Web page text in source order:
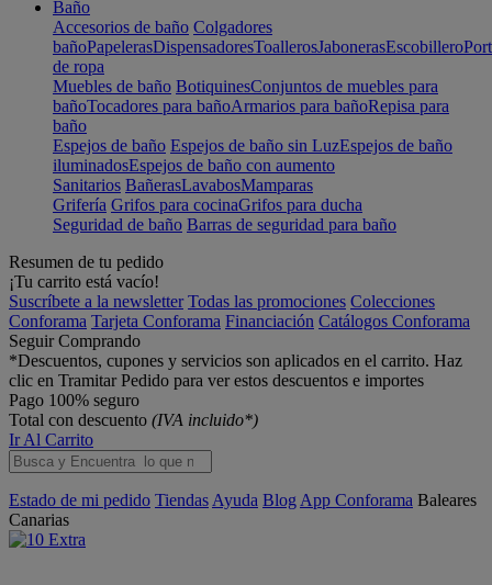
Baño
Accesorios de baño Colgadores
bañoPapelerasDispensadoresToallerosJabonerasEscobillero
de ropa
Muebles de baño BotiquinesConjuntos de muebles para
bañoTocadores para bañoArmarios para bañoRepisa para
baño
Espejos de baño Espejos de baño sin LuzEspejos de baño
iluminadosEspejos de baño con aumento
Sanitarios BañerasLavabosMamparas
Grifería Grifos para cocinaGrifos para ducha
Seguridad de baño Barras de seguridad para baño
Resumen de tu pedido
¡Tu carrito está vacío!
Suscríbete a la newsletter Todas las promociones Colecciones
Conforama Tarjeta Conforama Financiación Catálogos Conforama
Seguir Comprando
*Descuentos, cupones y servicios son aplicados en el carrito. Haz
clic en Tramitar Pedido para ver estos descuentos e importes
Pago 100% seguro
Total con descuento (IVA incluido*)
Ir Al Carrito
Estado de mi pedido Tiendas Ayuda Blog App Conforama Baleares
Canarias